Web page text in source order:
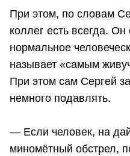
При этом, по словам
коллег есть всегда. Он
нормальное
называет «самым
При этом сам Сергей
немного подавлять.
— Если человек, на
миномётный обстрел,